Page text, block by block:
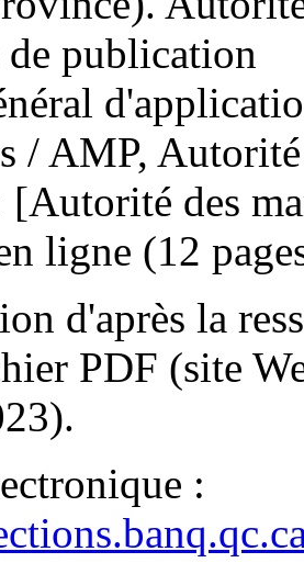
de publication
/ AMP,
[Autorité des
ligne (12
d'après la
PDF (site
: